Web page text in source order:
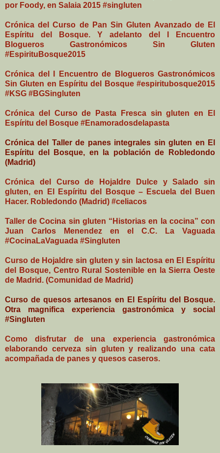
por Foody, en Salaia 2015 #singluten
Crónica del Curso de Pan Sin Gluten Avanzado de El
Espíritu del Bosque. Y adelanto del I Encuentro
Blogueros Gastronómicos Sin Gluten
#EspirituBosque2015
Crónica del I Encuentro de Blogueros Gastronómicos
Sin Gluten en Espíritu del Bosque #espiritubosque2015
#KSG #BGSingluten
Crónica del Curso de Pasta Fresca sin gluten en El
Espíritu del Bosque #Enamoradosdelapasta
Crónica del Taller de panes integrales sin gluten en El
Espíritu del Bosque, en la población de Robledondo
(Madrid)
Crónica del Curso de Hojaldre Dulce y Salado sin
gluten, en El Espíritu del Bosque – Escuela del Buen
Hacer. Robledondo (Madrid) #celiacos
Taller de Cocina sin gluten “Historias en la cocina” con
Juan Carlos Menendez en el C.C. La Vaguada
#CocinaLaVaguada #Singluten
Curso de Hojaldre sin gluten y sin lactosa en El Espíritu
del Bosque, Centro Rural Sostenible en la Sierra Oeste
de Madrid. (Comunidad de Madrid)
Curso de quesos artesanos en El Espíritu del Bosque.
Otra magnifica experiencia gastronómica y social
#Singluten
Como disfrutar de una experiencia gastronómica
elaborando cerveza sin gluten y realizando una cata
acompañada de panes y quesos caseros.